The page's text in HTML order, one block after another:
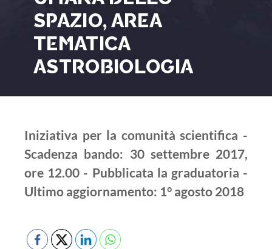
SPAZIO, AREA
TEMATICA
ASTROBIOLOGIA
Iniziativa per la comunità scientifica -
Scadenza bando: 30 settembre 2017,
ore 12.00 - Pubblicata la graduatoria -
Ultimo aggiornamento: 1° agosto 2018